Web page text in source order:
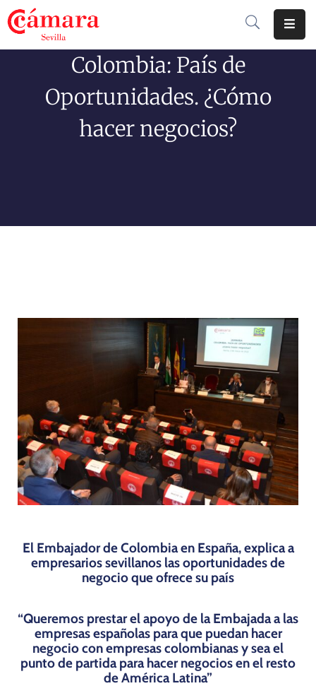
Comercio
Colombia: País de
Oportunidades. ¿Cómo
hacer negocios?
El Embajador de Colombia en España, explica a
empresarios sevillanos las oportunidades de
negocio que ofrece su país
“Queremos prestar el apoyo de la Embajada a las
empresas españolas para que puedan hacer
negocio con empresas colombianas y sea el
punto de partida para hacer negocios en el resto
de América Latina”